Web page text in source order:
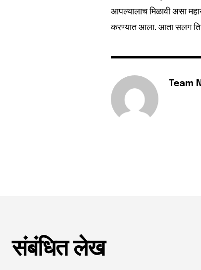
आपल्यालाच मिळावी असा
करण्यात आला. आता सलग
Team
संबंधित लेख